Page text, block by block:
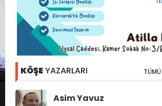
KÖŞEYAZARLARI TÜMÜ
Asim Yavuz